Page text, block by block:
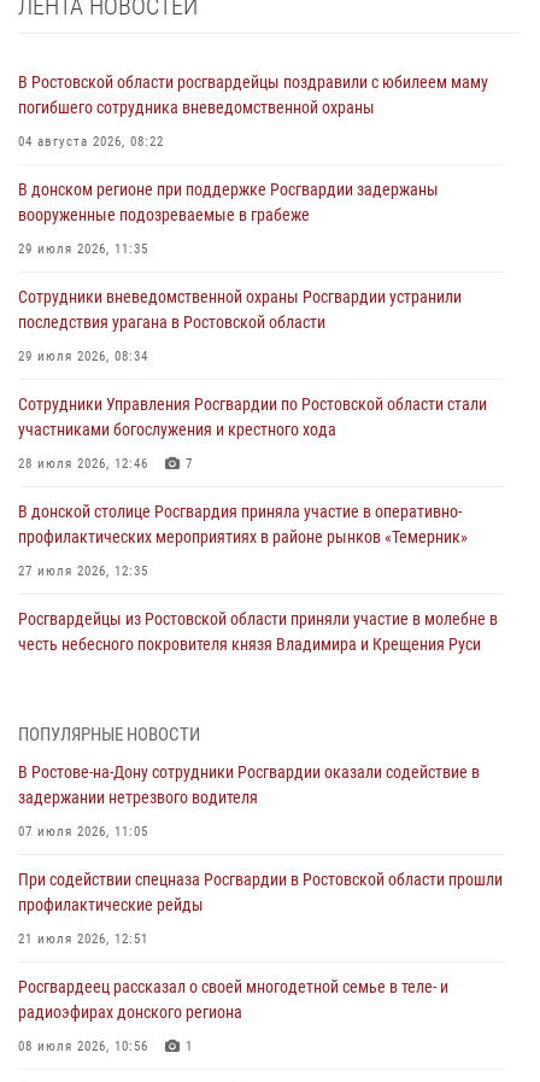
В Ростовской области росгвардейцы поздравили с юбилеем маму
погибшего сотрудника вневедомственной охраны
04 августа 2026, 08:22
В донском регионе при поддержке Росгвардии задержаны
вооруженные подозреваемые в грабеже
29 июля 2026, 11:35
Сотрудники вневедомственной охраны Росгвардии устранили
последствия урагана в Ростовской области
29 июля 2026, 08:34
Сотрудники Управления Росгвардии по Ростовской области стали
участниками богослужения и крестного хода
28 июля 2026, 12:46 7
В донской столице Росгвардия приняла участие в оперативно-
профилактических мероприятиях в районе рынков «Темерник»
27 июля 2026, 12:35
Росгвардейцы из Ростовской области приняли участие в молебне в
честь небесного покровителя князя Владимира и Крещения Руси
При содействии спецназа Росгвардии в Ростовской области прошли
21 июля 2026, 12:51
В Ростовской области экипаж вневедомственной охраны задержал
17 июля 2026, 07:24
Сотрудники вневедомственной охраны пресекли противоправные
16 июля 2026, 11:27
Конкурс профессионального мастерства взрывотехников прошел в
ПОПУЛЯРНЫЕ НОВОСТИ
В Ростове-на-Дону сотрудники Росгвардии оказали содействие в
задержании нетрезвого водителя
07 июля 2026, 11:05
При содействии спецназа Росгвардии в Ростовской области прошли
профилактические рейды
21 июля 2026, 12:51
Росгвардеец рассказал о своей многодетной семье в теле- и
радиоэфирах донского региона
08 июля 2026, 10:56 1